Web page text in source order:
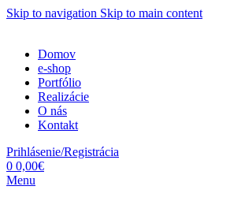
Skip to navigation Skip to main content
Domov
e-shop
Portfólio
Realizácie
O nás
Kontakt
Prihlásenie/Registrácia
0 0,00€
Menu